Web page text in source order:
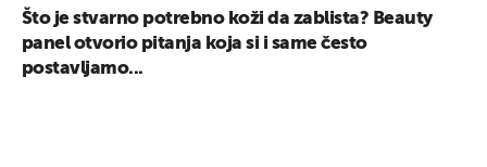
Što je stvarno potrebno koži da zablista? Beauty
panel otvorio pitanja koja si i same često
postavljamo...